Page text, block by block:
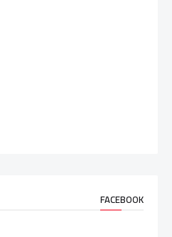
FACEBOOK